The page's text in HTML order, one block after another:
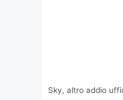
Sky, altro addio